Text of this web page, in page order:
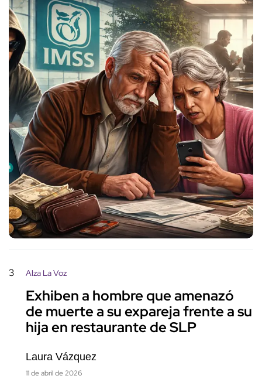
3 Alza La Voz
Exhiben a hombre que amenazó
de muerte a su expareja frente a su
hija en restaurante de SLP
Laura Vázquez
11 de abril de 2026